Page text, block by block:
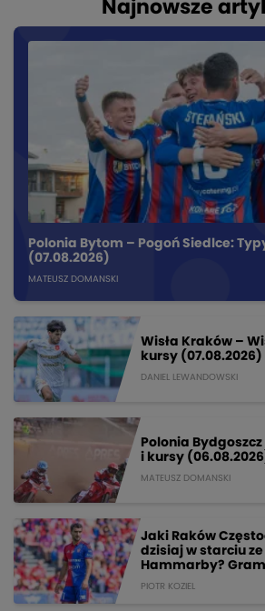
Najnowsze
Polonia Bytom – Pogoń Siedlce:
(07.08.2026)
MATEUSZ DOMANSKI
Wisła Kraków –
kursy (07.08.2026)
DANIEL LEWANDOWSKI
Polonia
i kursy
MATEUSZ DOMANSKI
Jaki Raków
dzisiaj w starciu
Hammarby?
PIOTR KOZIEL